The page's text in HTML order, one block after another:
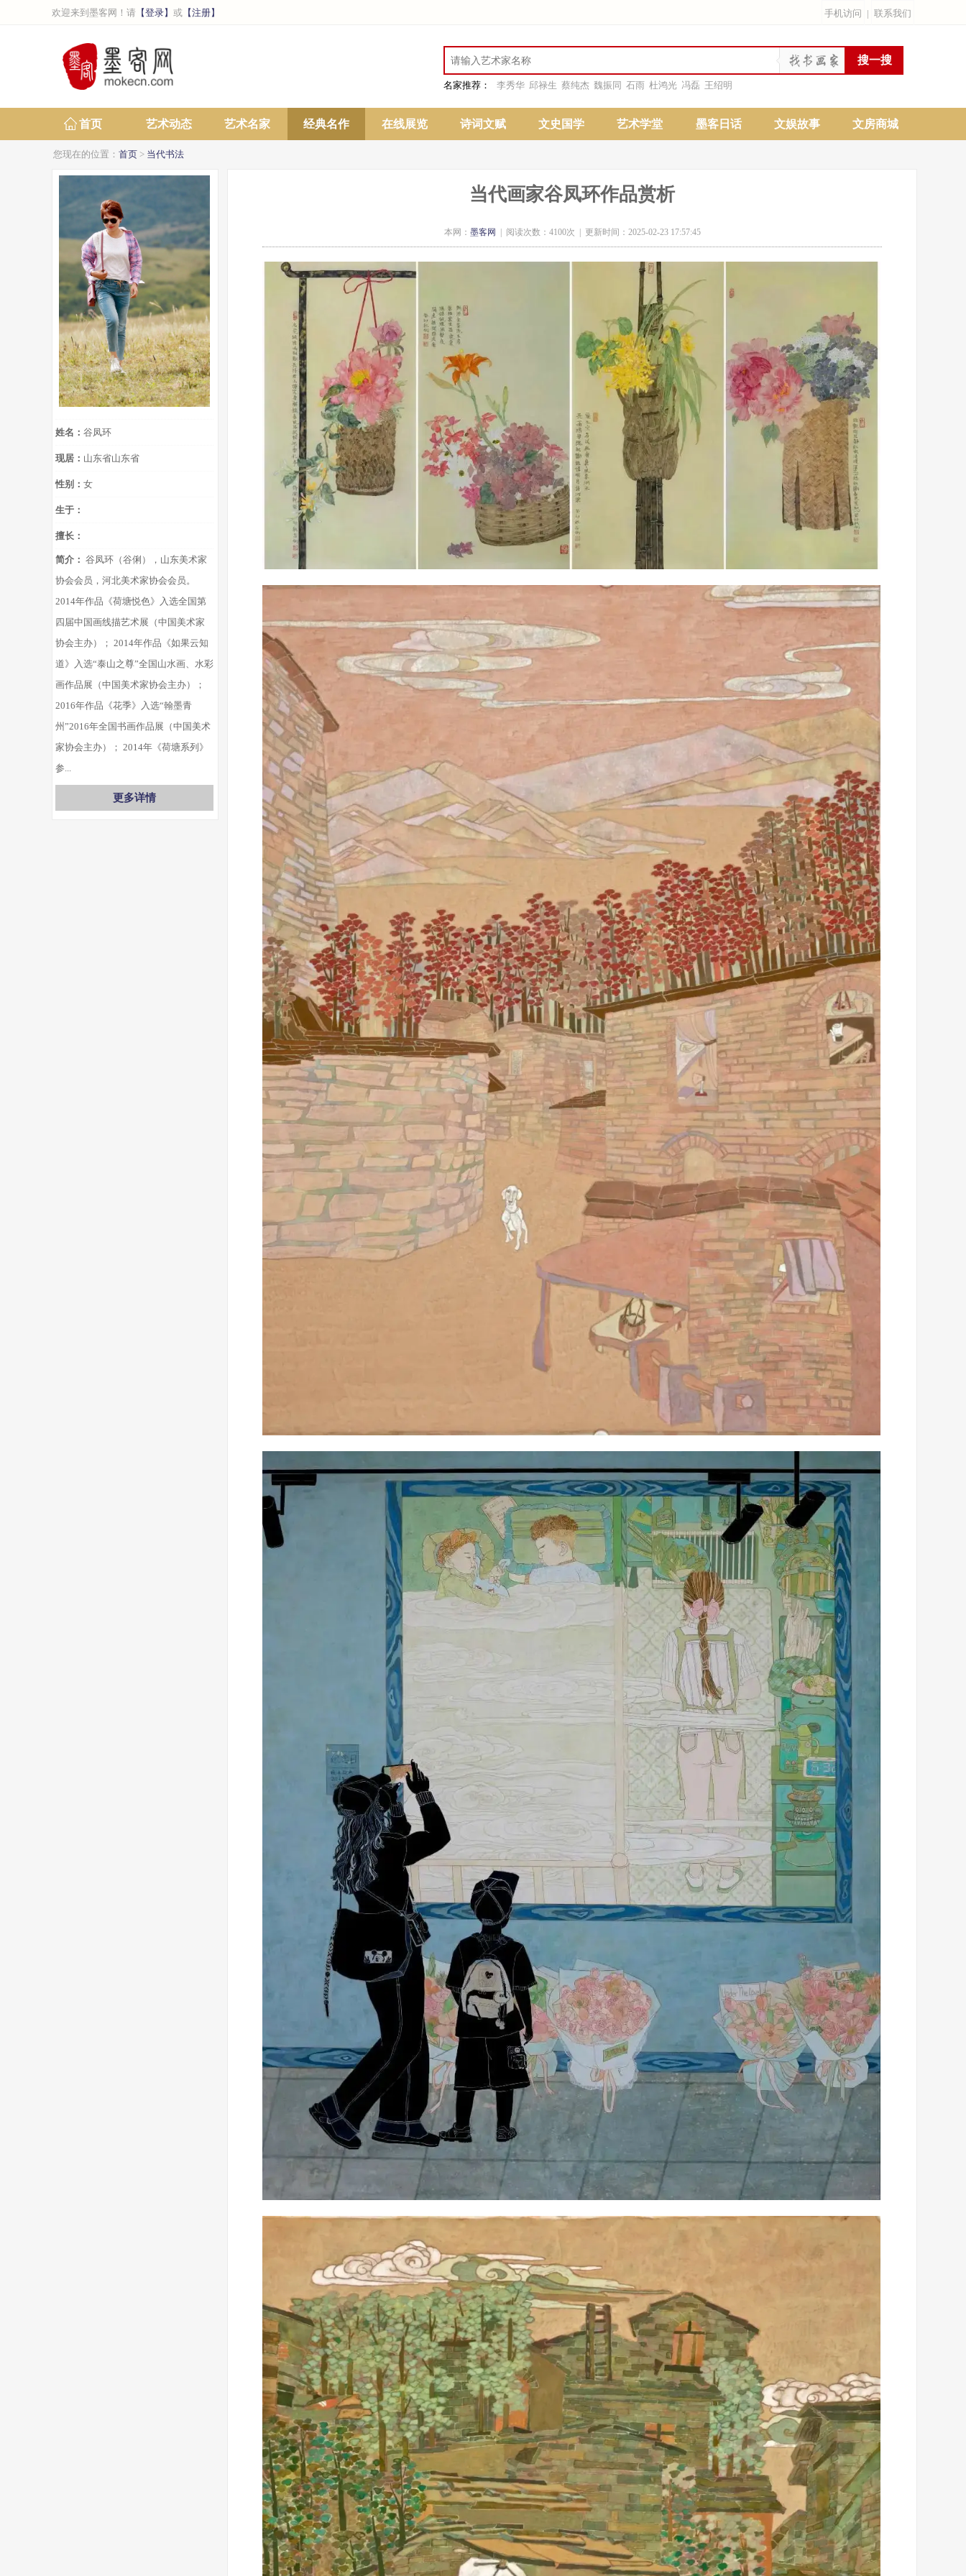
欢迎来到墨客网！请 【登录】 或 【注册】 手机访问 | 联系我们
名家推荐： 李秀华 邱禄生 蔡纯杰 魏振同 石雨 杜鸿光 冯磊 王绍明
首页 艺术动态 艺术名家 经典名作 在线展览 诗词文赋 文史国学 艺术学堂 墨客日话 文娱故事 文房商城
您现在的位置： 首页 > 当代书法
姓名： 谷凤环
现居： 山东省山东省
性别： 女
生于：
擅长：
简介： 谷凤环（谷俐），山东美术家
协会会员，河北美术家协会会员。
2014年作品《荷塘悦色》入选全国第
四届中国画线描艺术展（中国美术家
协会主办）； 2014年作品《如果云知
道》入选“泰山之尊”全国山水画、水彩
画作品展（中国美术家协会主办）；
2016年作品《花季》入选“翰墨青
州”2016年全国书画作品展（中国美术
家协会主办）； 2014年《荷塘系列》
参...
更多详情
当代画家谷凤环作品赏析
本网： 墨客网 | 阅读次数：4100次 | 更新时间：2025-02-23 17:57:45